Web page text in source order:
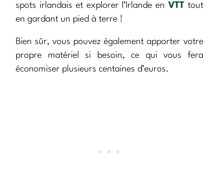
spots irlandais et explorer l’Irlande enVTT tout
en gardant un pied à terre !
Bien sûr, vous pouvez également apporter votre
propre matériel si besoin, ce qui vous fera
économiser plusieurs centaines d’euros.